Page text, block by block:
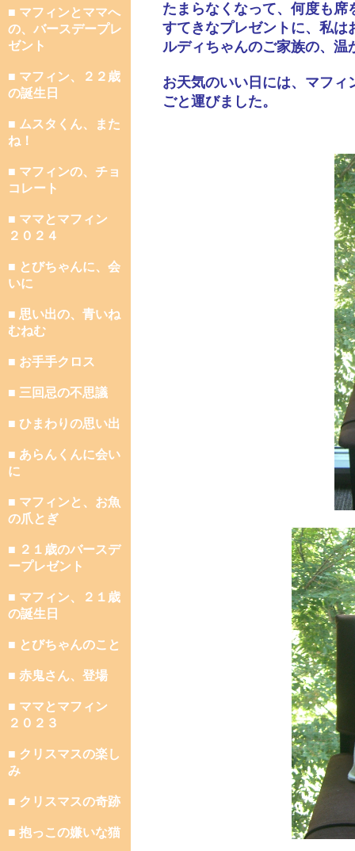
■ マフィンとママへ
の、バースデープレ
ゼント
■ マフィン、２２歳
の誕生日
■ ムスタくん、また
ね！
■ マフィンの、チョ
コレート
■ ママとマフィン
２０２４
■ とびちゃんに、会
いに
■ 思い出の、青いね
むねむ
■ お手手クロス
■ 三回忌の不思議
■ ひまわりの思い出
■ あらんくんに会い
に
■ マフィンと、お魚
の爪とぎ
■ ２１歳のバースデ
ープレゼント
■ マフィン、２１歳
の誕生日
■ とびちゃんのこと
■ 赤鬼さん、登場
■ ママとマフィン
２０２３
■ クリスマスの楽し
み
■ クリスマスの奇跡
■ 抱っこの嫌いな猫
たまらなくなって、何度も
すてきなプレゼントに、私は
ルディちゃんのご家族の、温
お天気のいい日には、マフ
ごと運びました。